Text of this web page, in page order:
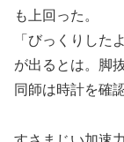
も上回った。
「びっくりした
が出るとは。脚
同師は時計を確